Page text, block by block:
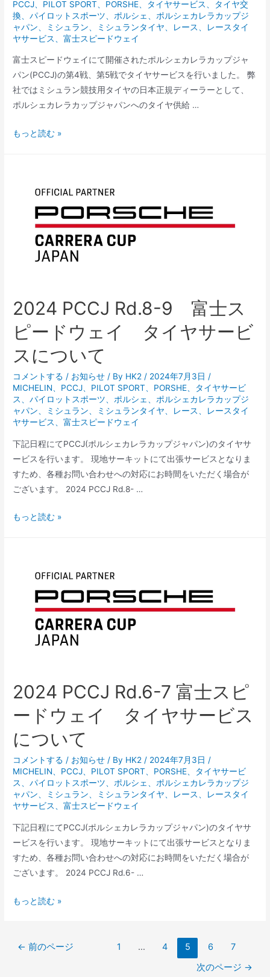
PCCJ PILOT SPORT PORSHE タイヤサービス
タイヤ交
換 、パイロットスポーツ ポルシェ
ポルシェカレラカップジ
ャパン
ミシュラン ミシュランタイヤ レース
レースタイ
ヤサービス
、富士スピードウェイ
富士スピードウェイにて開催されたポルシェカレラカップジャ
パン(PCCJ)の第4戦、第5戦でタイヤサービスを行いました。 弊
社ではミシュラン競技用タイヤの日本正規ディーラーとして、
ポルシェカレラカップジャパンへのタイヤ供給 …
PCCJ
タ
イ
サ
ー
ビ
ス
を
施
ま
し
もっと読む »
2024 PCCJ Rd.8-9 富士ス
ピードウェイ タイヤサービ
スについて
コメントする / お知らせ / By HK2 / 2024年7月3日 /
MICHELIN
PCCJ PILOT SPORT PORSHE
タイヤサービ
ス
、パイロットスポーツ ポルシェ
ポルシェカレラカップジ
ャパン
ミシュラン ミシュランタイヤ レース
レースタイ
ヤサービス
、富士スピードウェイ
下記日程にてPCCJ(ポルシェカレラカップジャパン)のタイヤサ
ービスを行います。 現地サーキットにて出張サービスとなりま
すため、各種お問い合わせへの対応にお時間をいただく場合が
ございます。 2024 PCCJ Rd.8- …
2024
イ
タ
ヤ
サ
ー
ビ
ス
つ
て
もっと読む »
2024 PCCJ Rd.6-7 富士スピ
ードウェイ タイヤサービス
について
コメントする / お知らせ / By HK2 / 2024年7月3日 /
MICHELIN
PCCJ PILOT SPORT PORSHE
タイヤサービ
ス
、パイロットスポーツ ポルシェ
ポルシェカレラカップジ
ャパン
ミシュラン ミシュランタイヤ レース
レースタイ
ヤサービス
、富士スピードウェイ
下記日程にてPCCJ(ポルシェカレラカップジャパン)のタイヤサ
ービスを行います。 現地サーキットにて出張サービスとなりま
すため、各種お問い合わせへの対応にお時間をいただく場合が
ございます。 2024 PCCJ Rd.6- …
2024
もっと読む »
← 前のページ 1 … 4 5 6
7
次のページ →